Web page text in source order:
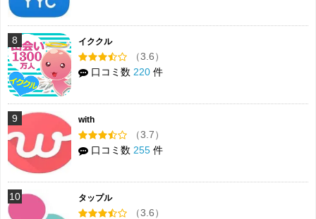
8 イククル
（3.6）
口コミ数 220 件
9 with
（3.7）
口コミ数 255 件
10 タップル
（3.6）